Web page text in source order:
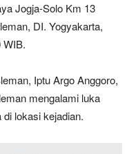
Jogja-Solo Km 13
DI. Yogyakarta,
WIB.
Iptu Argo Anggoro,
mengalami luka
lokasi kejadian.